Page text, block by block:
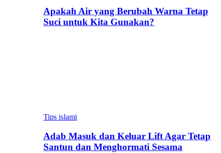
Apakah Air yang Berubah Warna Tetap
Suci untuk Kita Gunakan?
Tips islami
Adab Masuk dan Keluar Lift Agar Tetap
Santun dan Menghormati Sesama